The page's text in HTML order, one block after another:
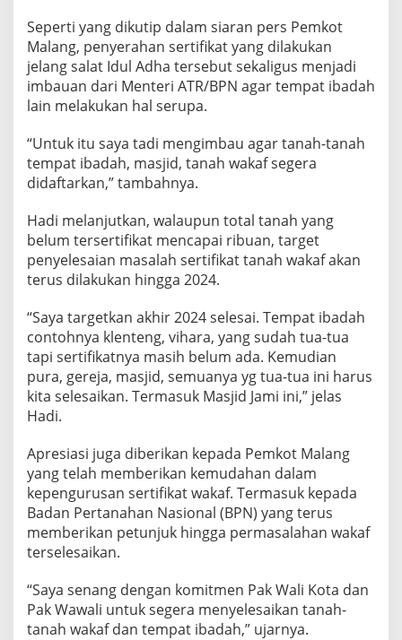
A
T
T
A
A
W
A
Seperti yang dikutip dalam siaran pers Pemkot
Malang, penyerahan sertifikat yang dilakukan
jelang salat Idul Adha tersebut sekaligus menjadi
imbauan dari Menteri ATR/BPN agar tempat ibadah
lain melakukan hal serupa.
“Untuk itu saya tadi mengimbau agar tanah-tanah
tempat ibadah, masjid, tanah wakaf segera
didaftarkan,” tambahnya.
Hadi melanjutkan, walaupun total tanah yang
belum tersertifikat mencapai ribuan, target
penyelesaian masalah sertifikat tanah wakaf akan
terus dilakukan hingga 2024.
“Saya targetkan akhir 2024 selesai. Tempat ibadah
contohnya klenteng, vihara, yang sudah tua-tua
tapi sertifikatnya masih belum ada. Kemudian
pura, gereja, masjid, semuanya yg tua-tua ini harus
kita selesaikan. Termasuk Masjid Jami ini,” jelas
Hadi.
Apresiasi juga diberikan kepada Pemkot Malang
yang telah memberikan kemudahan dalam
kepengurusan sertifikat wakaf. Termasuk kepada
Badan Pertanahan Nasional (BPN) yang terus
memberikan petunjuk hingga permasalahan wakaf
terselesaikan.
“Saya senang dengan komitmen Pak Wali Kota dan
Pak Wawali untuk segera menyelesaikan tanah-
tanah wakaf dan tempat ibadah,” ujarnya.